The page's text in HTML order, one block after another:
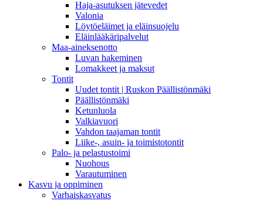
Haja-asutuksen jätevedet
Valonia
Löytöeläimet ja eläinsuojelu
Eläinlääkäripalvelut
Maa-aineksenotto
Luvan hakeminen
Lomakkeet ja maksut
Tontit
Uudet tontit | Ruskon Päällistönmäki
Päällistönmäki
Ketunluola
Valkiavuori
Vahdon taajaman tontit
Liike-, asuin- ja toimistotontit
Palo- ja pelastustoimi
Nuohous
Varautuminen
Kasvu ja oppiminen
Varhaiskasvatus